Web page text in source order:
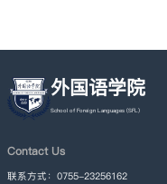
外国语学院
Contact Us
联系方式：0755-23256162